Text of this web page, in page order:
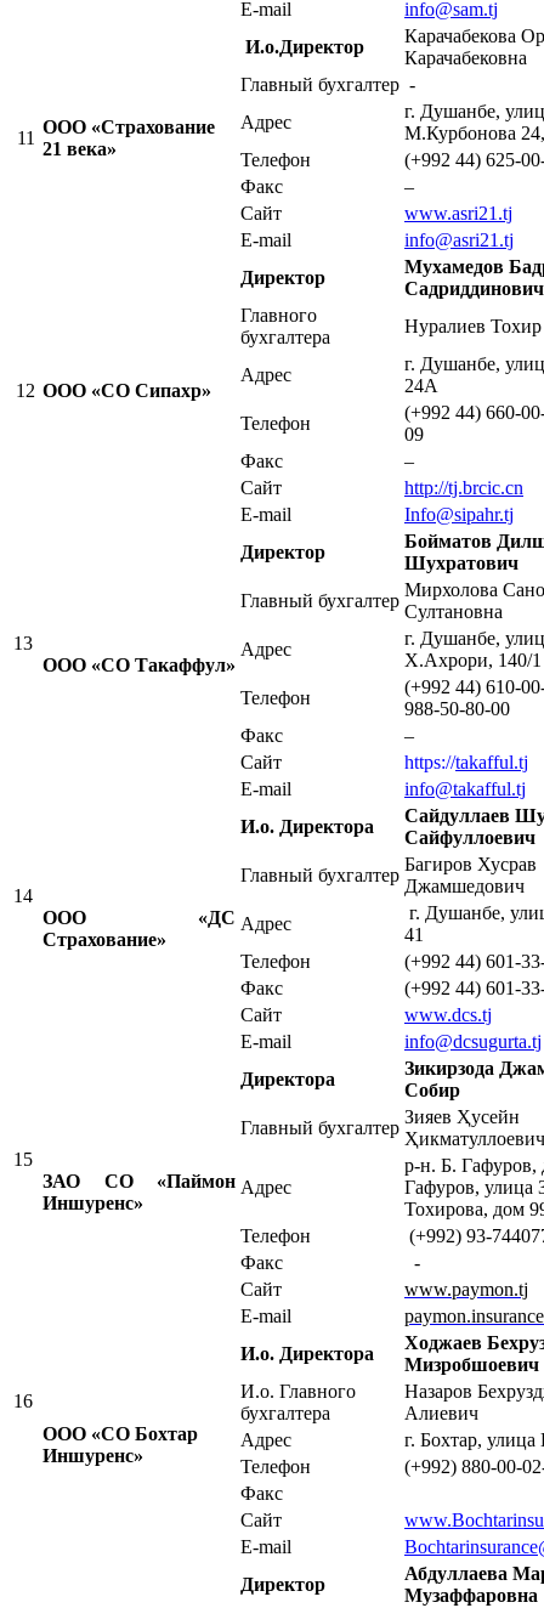
E-mail info@sam.tj
11
ООО «Страхование
21 века»
И.о.Директор
Карачабекова
Карачабековна
Главный бухгалтер -
Адрес
г. Душанбе,
М.Курбонова
Телефон
(+992 44) 625-
Факс
–
Сайт
www.asri21.tj
E-mail
info@asri21.tj
12 ООО «СО Сипахр»
Директор
Мухамедов
Садриддинович
Главного
бухгалтера
Нуралиев
Адрес
г. Душанбе,
24А
Телефон
(+992 44) 660-
09
Факс
–
Сайт
http://tj.brcic.cn
E-mail
Infо@sipahr.tj
13
ООО «СО Такаффул»
Директор
Бойматов
Шухратович
Главный бухгалтер
Мирхолова
Султановна
Адрес
г. Душанбе,
Х.Ахрори, 140/1
Телефон
(+992 44) 610-
988-50-80-00
Факс
–
Сайт
https://takafful.tj
E-mail
info@takafful.tj
14
ООО «ДС
Страхование»
И.о. Директора
Сайдуллаев
Сайфуллоевич
Главный бухгалтер
Багиров Хусрав
Джамшедович
Адрес
г. Душанбе,
41
Телефон
(+992 44) 601-
Факс
(+992 44) 601-
Сайт
www.dcs.tj
E-mail
info@dcsugurta.tj
15
ЗАО СО «Паймон
Иншуренс»
Директора
Зикирзода
Собир
Главный бухгалтер
Зияев Ҳусейн
Ҳикматуллоевич
Адрес
р-н. Б. Гафуров,
Гафуров, улица
Тохирова, дом
Телефон
(+992) 93-
Факс
-
Сайт
www.paymon.tj
E-mail
16
ООО «СО Бохтар
Иншуренс»
И.о. Директора
Ходжаев
Мизробшоевич
И.о. Главного
бухгалтера
Назаров
Алиевич
Адрес
г. Бохтар, улица
Телефон
(+992) 880-00-
Факс
Сайт
E-mail
Директор
Абдуллаева
Музаффаровна